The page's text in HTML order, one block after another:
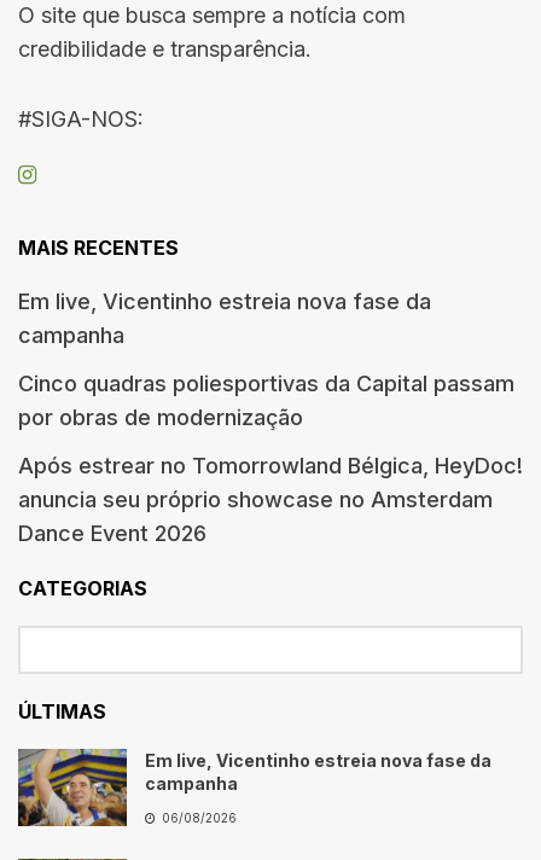
O site que busca sempre a notícia com
credibilidade e transparência.
#SIGA-NOS:
MAIS RECENTES
Em live, Vicentinho estreia nova fase da
campanha
Cinco quadras poliesportivas da Capital passam
por obras de modernização
Após estrear no Tomorrowland Bélgica, HeyDoc!
anuncia seu próprio showcase no Amsterdam
Dance Event 2026
CATEGORIAS
ÚLTIMAS
Em live, Vicentinho estreia nova fase da
campanha
06/08/2026